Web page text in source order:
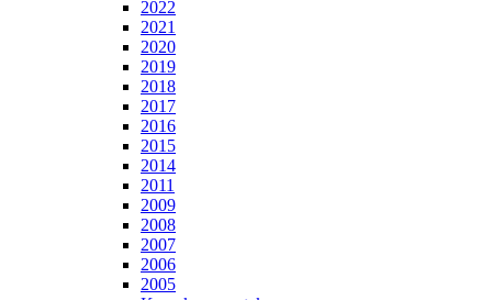
2022
2021
2020
2019
2018
2017
2016
2015
2014
2011
2009
2008
2007
2006
2005